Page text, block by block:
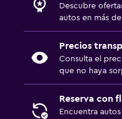
Descubre
autos en más
Precios
Consulta el
que no haya
Reserva con
Encuentra